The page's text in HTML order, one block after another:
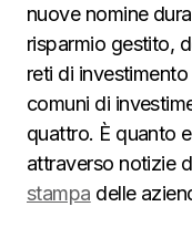
nuove nomine
risparmio gestito,
reti di
comuni di
quattro. È quanto
attraverso notizie
stampa delle